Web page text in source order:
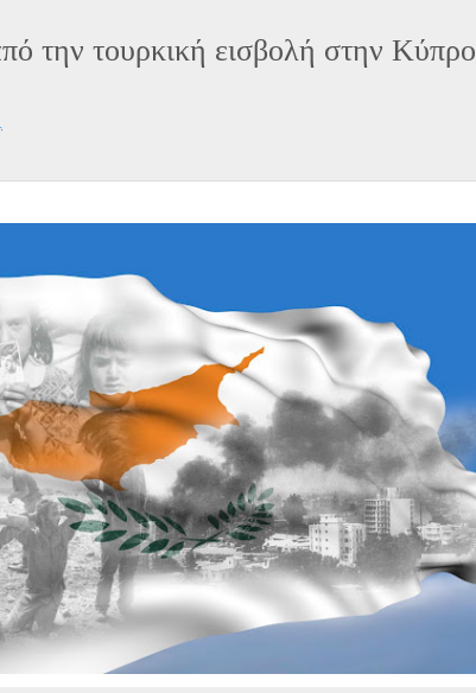
την τουρκική εισβολή στην Κύπρο